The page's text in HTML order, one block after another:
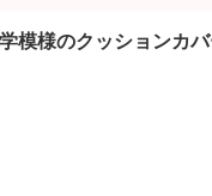
模様のクッションカ